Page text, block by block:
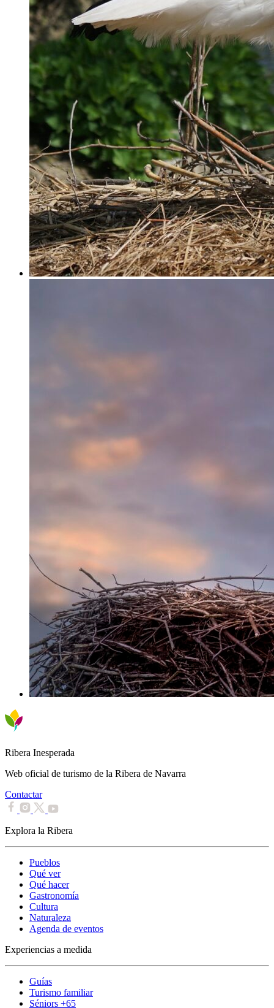
Ribera Inesperada
Web oficial de turismo de la Ribera de Navarra
Contactar
Explora la Ribera
Pueblos
Qué ver
Qué hacer
Gastronomía
Cultura
Naturaleza
Agenda de eventos
Experiencias a medida
Guías
Turismo familiar
Séniors +65